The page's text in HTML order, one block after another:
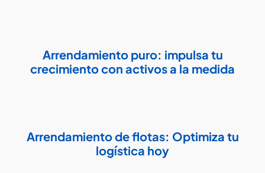
Arrendamiento puro: impulsa tu
crecimiento con activos a la medida
Arrendamiento de flotas: Optimiza tu
logística hoy